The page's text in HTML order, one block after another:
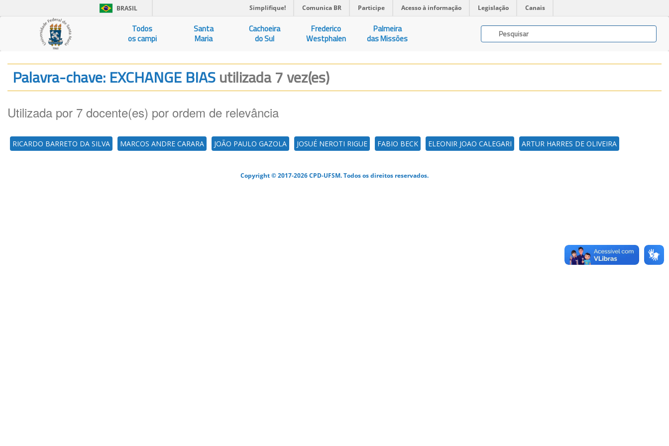
BRASIL Simplifique! Comunica BR Participe Acesso à informação Legislação Canais
Todos
os campi
Santa
Maria
Cachoeira
do Sul
Frederico
Westphalen
Palmeira
das Missões
Palavra-chave: EXCHANGE BIASutilizada 7 vez(es)
Utilizada por 7 docente(es) por ordem de relevância
RICARDO BARRETO DA SILVA MARCOS ANDRE CARARA JOÃO PAULO GAZOLA JOSUÉ NEROTI RIGUE FABIO BECK ELEONIR JOAO CALEGARI ARTUR HARRES DE OLIVEIRA
Copyright © 2017-2026 CPD-UFSM. Todos os direitos reservados.